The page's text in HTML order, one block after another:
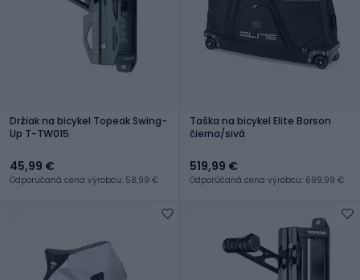
Držiak na bicykel Topeak Swing-
Up T-TW015
45,99 €
Odporúčaná cena výrobcu: 58,99 €
Taška na bicykel Elite Borson
čierna/sivá
519,99 €
Odporúčaná cena výrobcu: 699,99 €